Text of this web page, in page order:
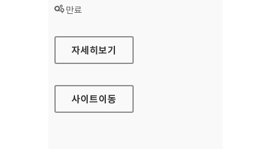
상태 :
만료
EBS 장애인 서비스 홈페이지
자세히보기
사이트이동